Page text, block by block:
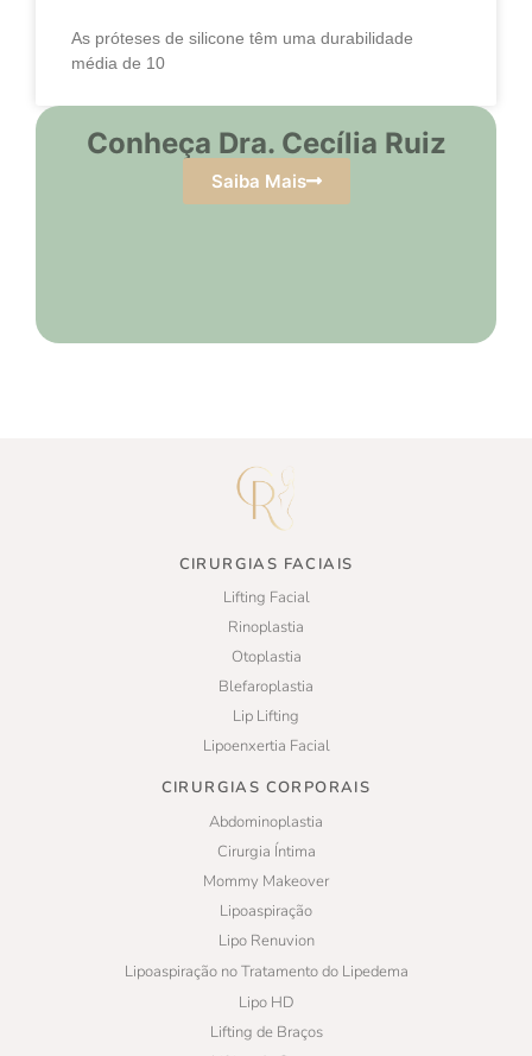
As próteses de silicone têm uma durabilidade
média de 10
Conheça Dra. Cecília Ruiz
Saiba Mais
CIRURGIAS FACIAIS
Lifting Facial
Rinoplastia
Otoplastia
Blefaroplastia
Lip Lifting
Lipoenxertia Facial
CIRURGIAS CORPORAIS
Abdominoplastia
Cirurgia Íntima
Mommy Makeover
Lipoaspiração
Lipo Renuvion
Lipoaspiração no Tratamento do Lipedema
Lipo HD
Lifting de Braços